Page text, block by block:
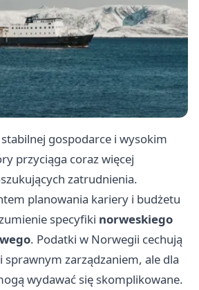
gospodarce i wysokim
przyciąga coraz więcej
zatrudnienia.
planowania kariery i budżetu
specyfiki norweskiego
. Podatki w Norwegii cechują
sprawnym zarządzaniem, ale dla
wydawać się skomplikowane.